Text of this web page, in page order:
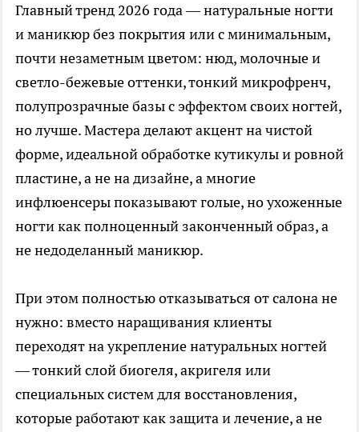
Главный тренд 2026 года — натуральные ногти
и маникюр без покрытия или с минимальным,
почти незаметным цветом: нюд, молочные и
светло-бежевые оттенки, тонкий микрофренч,
полупрозрачные базы с эффектом своих ногтей,
но лучше. Мастера делают акцент на чистой
форме, идеальной обработке кутикулы и ровной
пластине, а не на дизайне, а многие
инфлюенсеры показывают голые, но ухоженные
ногти как полноценный законченный образ, а
не недоделанный маникюр.
При этом полностью отказываться от салона не
нужно: вместо наращивания клиенты
переходят на укрепление натуральных ногтей
— тонкий слой биогеля, акригеля или
специальных систем для восстановления,
которые работают как защита и лечение, а не